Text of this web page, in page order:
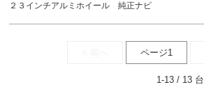
２３インチアルミホイール 純正ナビ
ページ1
1-13 / 13 台